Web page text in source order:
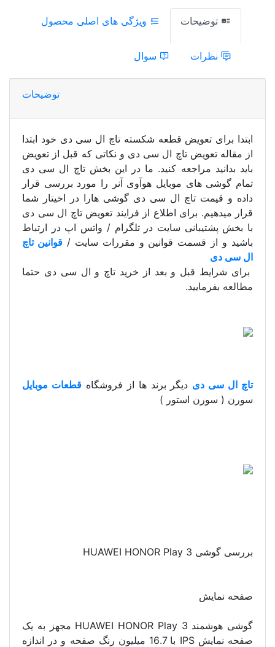
توضیحات ویژگی های اصلی محصول
نظرات سوال
توضیحات
ابتدا برای تعویض قطعه شکسته تاچ ال سی دی خود ابتدا
از مقاله تعویض تاچ ال سی دی و نکاتی که قبل از تعویض
باید بدانید مراجعه کنید. ما در این بخش تاچ ال سی دی
تمام گوشی های موبایل هوآوی آنر را مورد بررسی قرار
داده و قیمت تاچ ال سی دی گوشی هارا در اخیتار شما
قرار میدهیم. برای اطلاع از فرایند تعویض تاچ ال سی دی
با بخش پشتیبانی سایت در تلگرام / واتس اپ در ارتباط
باشید و از قسمت قوانین و مقررات سایت /قوانین تاچ
ال سی دی
برای شرایط قبل و بعد از خرید تاچ و ال سی دی حتما
مطالعه بفرمایید.
تاچ ال سی دی دیگر برند ها از فروشگاهقطعات موبایل
سورن ( سورن استور )
بررسی گوشی HUAWEI HONOR Play 3
صفحه نمایش
گوشی هوشمند HUAWEI HONOR Play 3 مجهز به یک
صفحه نمایش IPS با 16.7 میلیون رنگ صفحه و در اندازه